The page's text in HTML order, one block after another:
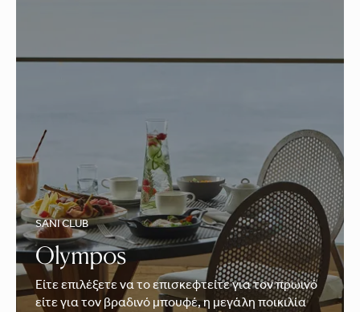
SANI CLUB
Olympos
Είτε επιλέξετε να το επισκεφτείτε για τον πρωινό
είτε για τον βραδινό μπουφέ, η μεγάλη ποικιλία